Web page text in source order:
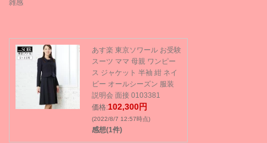
雑感
あす楽 東京ソワール お受験
スーツ ママ 母親 ワンピー
ス ジャケット 半袖 紺 ネイ
ビー オールシーズン 服装
説明会 面接 0103381
価格:102,300円
(2022/8/7 12:57時点)
感想(1件)